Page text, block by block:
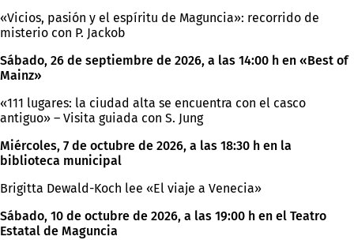
«Vicios, pasión y el espíritu de Maguncia»: recorrido de
misterio con P. Jackob
Sábado, 26 de septiembre de 2026, a las 14:00 h en «Best of
Mainz»
«111 lugares: la ciudad alta se encuentra con el casco
antiguo» – Visita guiada con S. Jung
Miércoles, 7 de octubre de 2026, a las 18:30 h en la
biblioteca municipal
Brigitta Dewald-Koch lee «El viaje a Venecia»
Sábado, 10 de octubre de 2026, a las 19:00 h en el Teatro
Estatal de Maguncia